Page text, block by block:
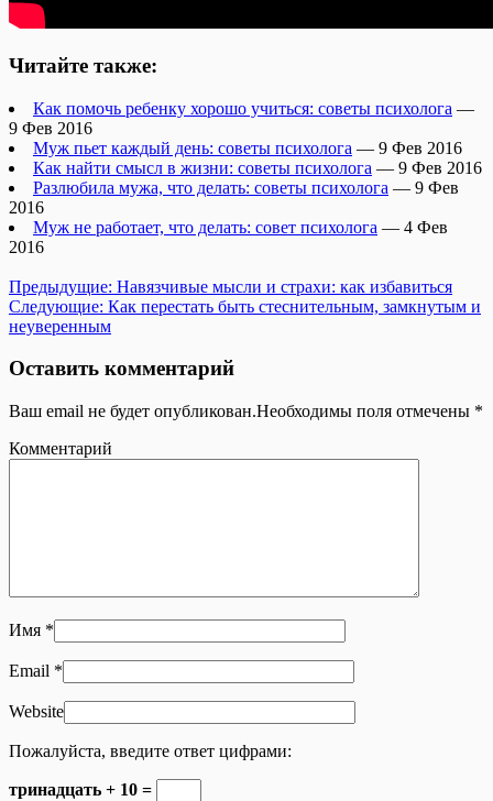
Читайте также:
Как помочь ребенку хорошо учиться: советы психолога —
9 Фев 2016
Муж пьет каждый день: советы психолога — 9 Фев 2016
Как найти смысл в жизни: советы психолога — 9 Фев 2016
Разлюбила мужа, что делать: советы психолога — 9 Фев
2016
Муж не работает, что делать: совет психолога — 4 Фев
2016
Предыдущие: Навязчивые мысли и страхи: как избавиться
Следующие: Как перестать быть стеснительным, замкнутым и
неуверенным
Оставить комментарий
Ваш email не будет опубликован.Необходимы поля отмечены *
Комментарий
Имя *
Email *
Website
Пожалуйста, введите ответ цифрами:
тринадцать + 10 =